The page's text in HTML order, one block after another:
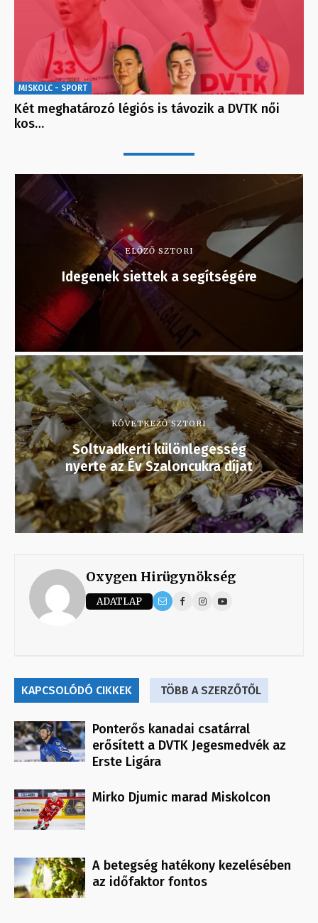
MISKOLC - SPORT
Két meghatározó légiós is távozik a DVTK női
kos…
ELŐZŐ SZTORI
Idegenek siettek a segítségére
KÖVETKEZŐ SZTORI
Soltvadkerti különlegesség
nyerte az Év Szaloncukra díjat
Oxygen Hirügynökség
ADATLAP
KAPCSOLÓDÓ CIKKEK TÖBB A SZERZŐTŐL
Ponterős kanadai csatárral
erősített a DVTK Jegesmedvék az
Erste Ligára
Mirko Djumic marad Miskolcon
A betegség hatékony kezelésében
az időfaktor fontos